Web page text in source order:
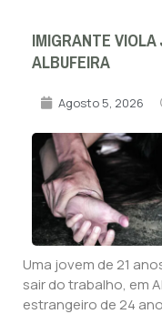
IMIGRANTE
ALBUFEIRA
Agosto 5, 2026
Uma jovem de 21
sair do trabalho, em
estrangeiro de 24